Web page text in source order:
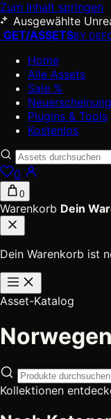
Zum Inhalt springen
Ausgewählte
GET/ASSETSBY
Home
Alle Assets
Sale %
Plugins & Tools
Kostenlos
0
0
Warenkorb Dein
Dein Warenkorb ist
Asset-Katalog
Norwegen
Kollektionen